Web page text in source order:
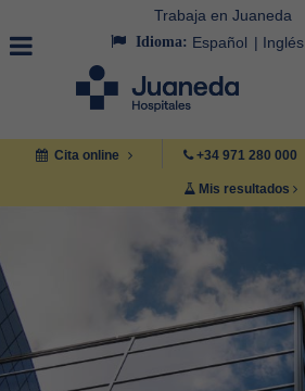
Trabaja en Juaneda
Idioma: Español Inglés
Cita online +34 971 280 000
Mis resultados